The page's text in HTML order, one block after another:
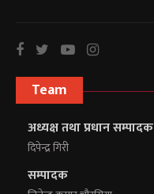
Team
अध्यक्ष तथा प्रधान सम्पादक
दिपेन्द्र गिरी
सम्पादक